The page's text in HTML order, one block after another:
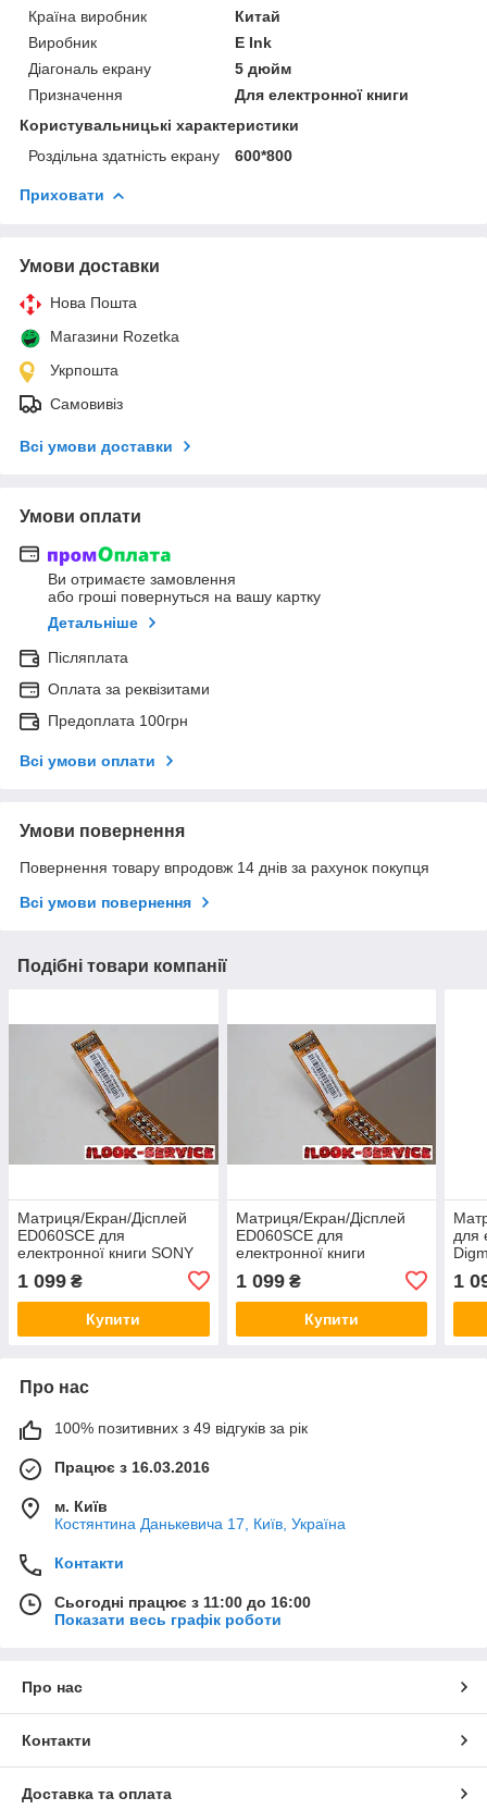
Країна виробник
Китай
Виробник
E Ink
Діагональ екрану
5 дюйм
Призначення
Для електронної книги
Користувальницькі характеристики
Роздільна здатність екрану
600*800
Приховати
Умови доставки
Нова Пошта
Магазини Rozetka
Укрпошта
Самовивіз
Всі умови доставки
Умови оплати
Ви отримаєте замовлення
або гроші повернуться на вашу картку
Детальніше
Післяплата
Оплата за реквізитами
Предоплата 100грн
Всі умови оплати
Умови повернення
Повернення товару впродовж 14 днів за рахунок покупця
Всі умови повернення
Подібні товари компанії
Матриця/Екран/Дісплей
ED060SCE для
електронної книги SONY
1 099 ₴
Купити
Матриця/Екран/Дісплей
ED060SCE для
електронної книги
1 099₴
Купити
для
1
Про нас
100% позитивних з 49 відгуків за рік
Працює з 16.03.2016
м. Київ
Костянтина Данькевича 17, Київ, Україна
Контакти
Сьогодні працює з 11:00 до 16:00
Показати весь графік роботи
Про нас
Контакти
Доставка та оплата